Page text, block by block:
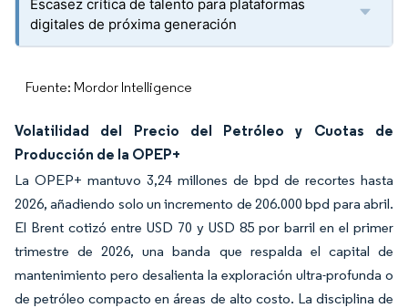
Escasez crítica de talento para plataformas
digitales de próxima generación
Fuente: Mordor Intelligence
Volatilidad del Precio del Petróleo y Cuotas de
Producción de la OPEP+
La OPEP+ mantuvo 3,24 millones de bpd de recortes hasta
2026, añadiendo solo un incremento de 206.000 bpd para abril.
El Brent cotizó entre USD 70 y USD 85 por barril en el primer
trimestre de 2026, una banda que respalda el capital de
mantenimiento pero desalienta la exploración ultra-profunda o
de petróleo compacto en áreas de alto costo. La disciplina de